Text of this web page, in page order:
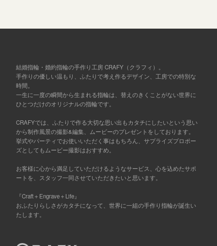
結婚指輪・婚約指輪の手作り工房 CRAFY（クラフィ）。
手作りの優しい温もり、ふたりで考え作るデザイン、工房での特別な
時間。
一生に一度の瞬間から生まれる指輪は、替えのきくことがない世界に
ひとつだけのオリジナルの指輪です。
CRAFYでは、ふたりで作る大切な思い出もカタチにしたいという思い
から制作風景の撮影&編集、ムービーのプレゼントをしております。
挙式やパーティでお使いいただく事はもちろん、サプライズプロポー
ズとしてもムービー撮影はおすすめ。
お客様に心から満足していただけるようなサービス、心を込めたサポ
ートを、スタッフ一同させていただきたいと思います。
『Craft＋Engrave＋Life』
おふたりらしさがカタチになって、世界に一組の手作り指輪が誕生い
たします。